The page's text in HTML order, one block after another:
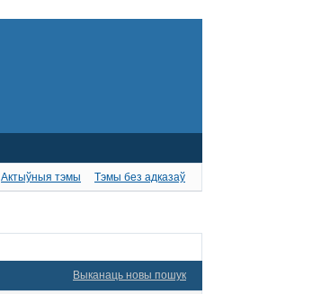
Актыўныя тэмы Тэмы без адказаў
Выканаць новы пошук